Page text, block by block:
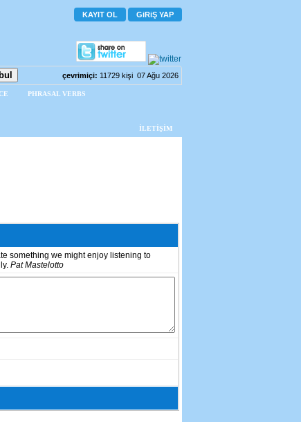
KAYIT OL GiRiŞ YAP
çevrimiçi: 11729 kişi 07 Ağu 2026
PHRASAL VERBS
İLETİŞİM
something we might enjoy listening to
Pat Mastelotto